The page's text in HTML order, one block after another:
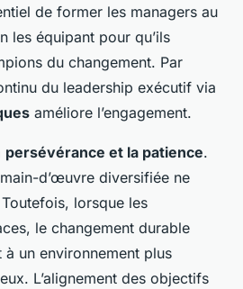
de former les managers au
les équipant pour qu’ils
du changement. Par
du leadership exécutif via
améliore l’engagement.
persévérance et la patience.
d’œuvre diversifiée ne
lorsque les
le changement durable
à un environnement plus
L’alignement des objectifs